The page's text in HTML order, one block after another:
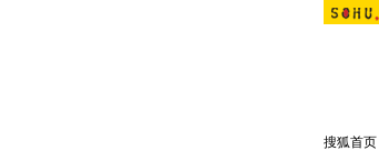
搜狐首页